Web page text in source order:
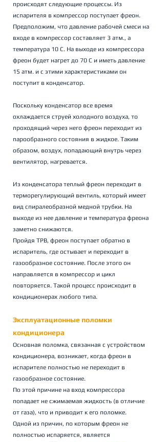
происходят следующие процессы. Из
испарителя в компрессор поступает фреон.
Предположим, что давление рабочей смеси на
входе в компрессор составляет 3 атм., а
температура 10 С. На выходе из компрессора
фреон будет нагрет до 70 С и иметь давление
15 атм. и с этими характеристиками он
поступит в конденсатор.
Поскольку конденсатор все время
охлаждается струей холодного воздуха, то
проходящий через него фреон переходит из
парообразного состояния в жидкое. Таким
образом, воздух, попадающий внутрь через
вентилятор, нагревается.
Из конденсатора теплый фреон переходит в
терморегулирующий вентиль, который имеет
вид спиралеобразной медной трубки. На
выходе из нее давление и температура фреона
заметно снижаются.
Пройдя ТРВ, фреон поступает обратно в
испаритель, где остывает и переходит в
газообразное состояние. После этого он
направляется в компрессор и цикл
повторяется. Такой процесс происходит в
кондиционерах любого типа.
Эксплуатационные поломки
кондиционера
Основная поломка, связанная с устройством
кондиционера, возникает, когда фреон в
испарителе полностью не переходит в
газообразное состояние.
По этой причине на вход компрессора
попадает не сжимаемая жидкость (в отличие
от газа), что и приводит к его поломке.
Одной из причин, по которым фреон не
полностью испаряется, является